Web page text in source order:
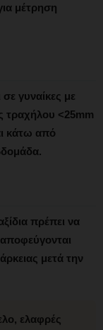
μέτρηση
γυναίκες με
τραχήλου <25mm
κάτω από
πρέπει να
μετά την
ελαφρές